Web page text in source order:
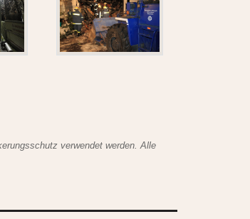
verwendet werden. Alle